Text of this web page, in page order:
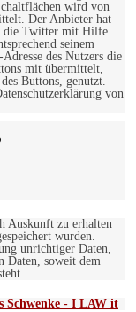
wird von
Der Anbieter hat
die Twitter mit Hilfe
seinem
des Nutzers die
mit übermittelt,
Buttons, genutzt.
von
Auskunft zu erhalten
wurden.
unrichtiger Daten,
Daten, soweit dem
Schwenke - I LAW it